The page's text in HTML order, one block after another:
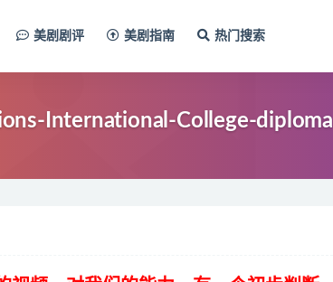
美剧剧评 美剧指南 热门搜索
International-College-diploma